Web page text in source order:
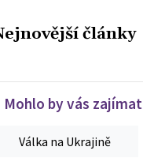
články
Mohlo by vás zajímat
Válka na Ukrajině